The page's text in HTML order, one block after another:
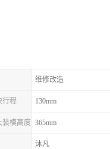
维修改造
行程 130mm
装模高度 365mm
沐凡